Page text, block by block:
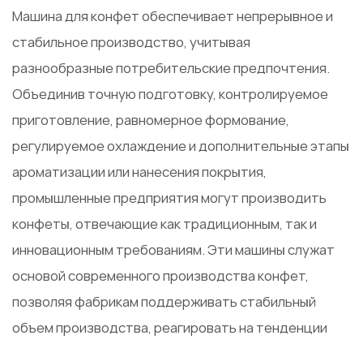
Машина для конфетобеспечивает непрерывное и
стабильное производство, учитывая
разнообразные потребительские предпочтения.
Объединив точную подготовку, контролируемое
приготовление, равномерное формование,
регулируемое охлаждение и дополнительные этапы
ароматизации или нанесения покрытия,
промышленные предприятия могут производить
конфеты, отвечающие как традиционным, так и
инновационным требованиям. Эти машины служат
основой современного производства конфет,
позволяя фабрикам поддерживать стабильный
объем производства, реагировать на тенденции